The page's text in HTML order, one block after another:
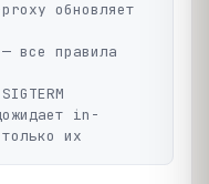
все правила
in-